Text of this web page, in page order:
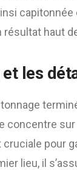
capitonnée
résultat haut
les
concentre
pour
lieu, il